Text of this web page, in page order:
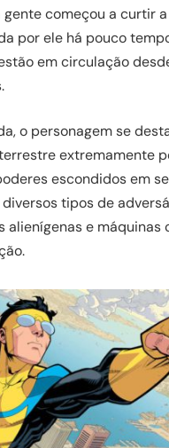
gente começou a curtir
por ele há pouco
em circulação
o personagem se
extremamente
escondidos em
tipos de
alienígenas e máquinas